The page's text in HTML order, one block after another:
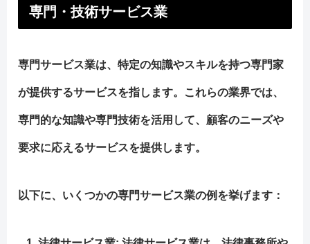
専門・技術サービス業
専門サービス業は、特定の知識やスキルを持つ専門家
が提供するサービスを指します。これらの業界では、
専門的な知識や専門技術を活用して、顧客のニーズや
要求に応えるサービスを提供します。
以下に、いくつかの専門サービス業の例を挙げます：